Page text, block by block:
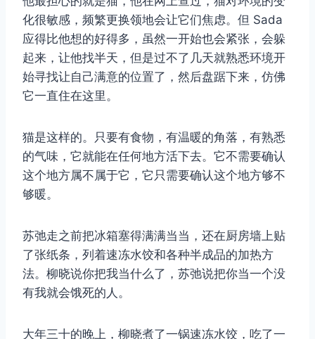
化很敏感，频繁更换领地会让它们焦虑。但 Sada
应得比他想的好得多，虽然一开始也会紧张，会躲
起来，让他找半天，但是过不了几天就熟悉环境开
始寻找让自己满意的位置了，然后盘踞下来，仿佛
它一直住在这里。
猫是这样的。只要有食物，有温暖的角落，有熟悉
的气味，它就能在任何地方活下去。它不需要确认
这个地方属不属于它，它只需要确认这个地方够不
够暖。
苏弛走之前把冰箱塞得满满当当，还在厨房墙上贴
了张纸条，列着速冻水饺和各种半成品的加热方
法。柳晓说你把我当什么了，苏弛说把你当一个没
有我就会饿死的人。
大年三十的晚上，柳晓煮了一锅速冻水饺，吃了一